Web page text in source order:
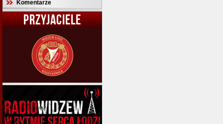
Komentarze
PRZYJACIELE